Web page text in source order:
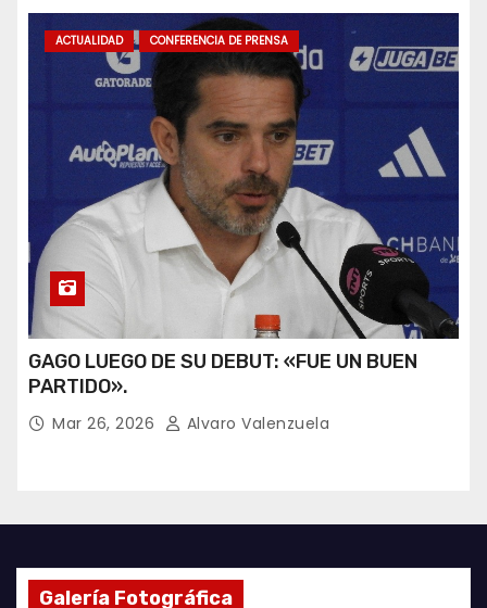
ACTUALIDAD CONFERENCIA DE PRENSA
GAGO LUEGO DE SU DEBUT: «FUE UN BUEN
PARTIDO».
Mar 26, 2026 Alvaro Valenzuela
Galería Fotográfica